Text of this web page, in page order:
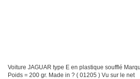
Voiture JAGUAR type E en plastique soufflé
Poids = 200 gr. Made in ? ( 01205 ) Vu sur le net